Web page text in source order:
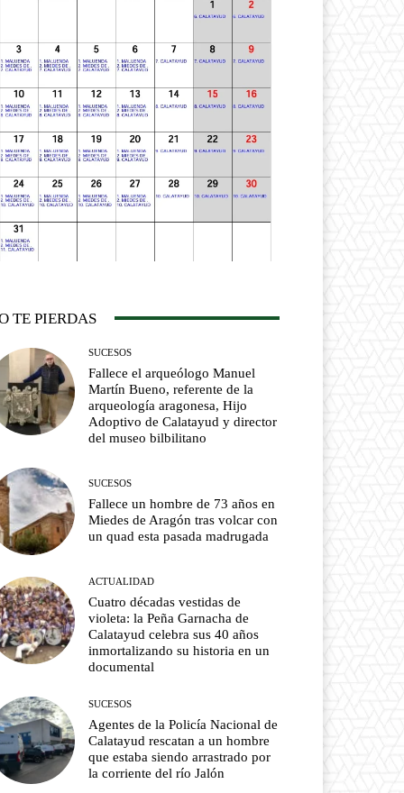
TE PIERDAS
SUCESOS
Fallece el arqueólogo Manuel
Martín Bueno, referente de la
arqueología aragonesa, Hijo
Adoptivo de Calatayud y director
del museo bilbilitano
SUCESOS
Fallece un hombre de 73 años en
Miedes de Aragón tras volcar con
un quad esta pasada madrugada
ACTUALIDAD
Cuatro décadas vestidas de
violeta: la Peña Garnacha de
Calatayud celebra sus 40 años
inmortalizando su historia en un
documental
SUCESOS
Agentes de la Policía Nacional de
Calatayud rescatan a un hombre
que estaba siendo arrastrado por
la corriente del río Jalón